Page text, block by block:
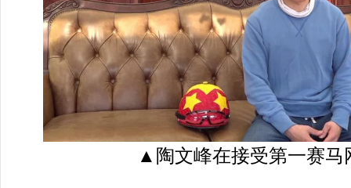
▲陶文峰在接受第一赛马